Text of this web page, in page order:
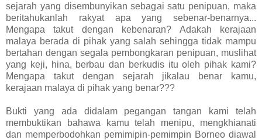
sejarah yang disembunyikan sebagai satu penipuan, maka
beritahukanlah rakyat apa yang sebenar-benarnya...
Mengapa takut dengan kebenaran? Adakah kerajaan
malaya berada di pihak yang salah sehingga tidak mampu
bertahan dengan segala pembongkaran penipuan, muslihat
yang keji, hina, berbau dan berkudis itu oleh pihak kami?
Mengapa takut dengan sejarah jikalau benar kamu,
kerajaan malaya di pihak yang benar???
Bukti yang ada didalam pegangan tangan kami telah
membuktikan bahawa kamu telah menipu, mengkhianati
dan memperbodohkan pemimipin-pemimpin Borneo diawal